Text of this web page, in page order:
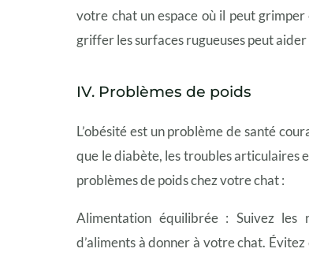
votre chat un espace où il peut
griffer les surfaces rugueuses peut
IV. Problèmes de poids
L’obésité est un problème de santé
que le diabète, les troubles articulaires
problèmes de poids chez votre chat :
Alimentation équilibrée : Suivez
d’aliments à donner à votre chat.